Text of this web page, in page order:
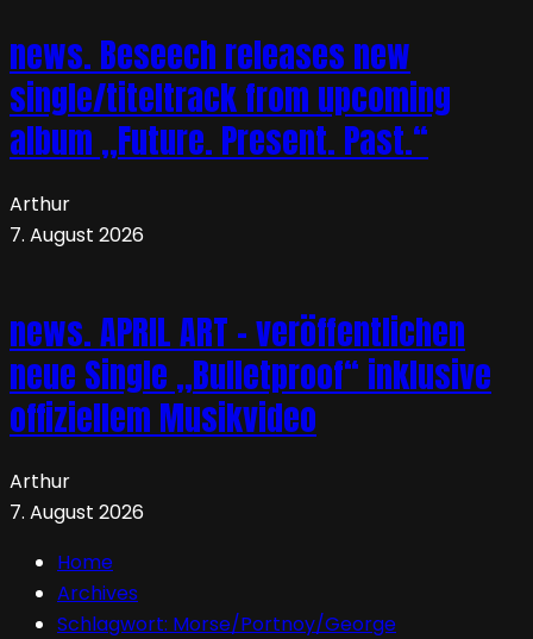
news. Beseech releases new
single/titeltrack from upcoming
album „Future. Present. Past.“
Arthur
7. August 2026
news. APRIL ART – veröffentlichen
neue Single „Bulletproof“ inklusive
offiziellem Musikvideo
Arthur
7. August 2026
Home
Archives
Schlagwort: Morse/Portnoy/George